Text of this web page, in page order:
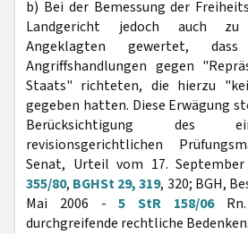
b) Bei der Bemessung der
Landgericht jedoch auch
Angeklagten gewertet,
Angriffshandlungen gegen
Staats" richteten, die hierzu
gegeben hatten. Diese Erwägung
Berücksichtigung des
revisionsgerichtlichen
Senat, Urteil vom 17.
355/80, BGHSt 29, 319, 320; BGH,
Mai 2006 -5 StR 158/06Rn.
durchgreifende rechtliche Bedenken.